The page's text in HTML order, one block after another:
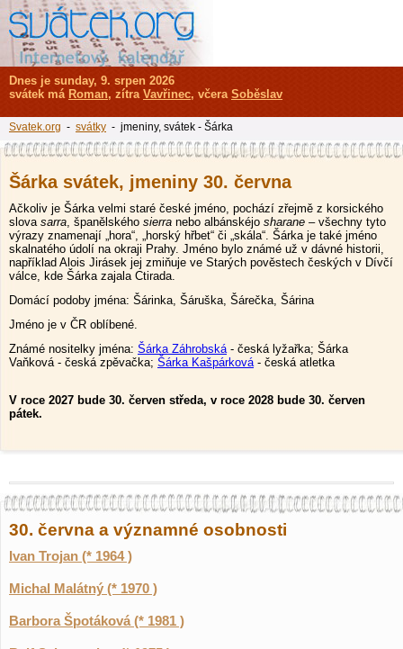
Šárka svátek, jmeniny 30. června
Ačkoliv je Šárka velmi staré české jméno, pochází zřejmě z korsického
slova sarra, španělského sierra nebo albánskéjo sharane – všechny tyto
výrazy znamenají „hora“, „horský hřbet“ či „skála“. Šárka je také jméno
skalnatého údolí na okraji Prahy. Jméno bylo známé už v dávné historii,
například Alois Jirásek jej zmiňuje ve Starých pověstech českých v Dívčí
válce, kde Šárka zajala Ctirada.
Domácí podoby jména: Šárinka, Šáruška, Šárečka, Šárina
Jméno je v ČR oblíbené.
Známé nositelky jména: Šárka Záhrobská- česká lyžařka; Šárka
Vaňková - česká zpěvačka; Šárka Kašpárková- česká atletka
V roce 2027 bude 30. červen středa, v roce 2028 bude 30. červen
pátek.
30. června a významné osobnosti
Ivan Trojan (* 1964 )
Michal Malátný (* 1970 )
Barbora Špotáková (* 1981 )
Dnes je sunday, 9. srpen 2026
svátek má Roman, zítra Vavřinec, včera Soběslav
Svatek.org - svátky - jmeniny, svátek - Šárka